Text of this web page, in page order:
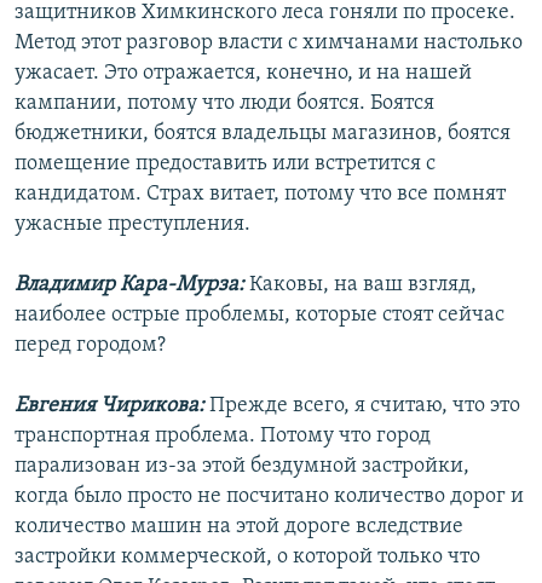
защитников Химкинского леса гоняли по просеке.
Метод этот разговор власти с химчанами настолько
ужасает. Это отражается, конечно, и на нашей
кампании, потому что люди боятся. Боятся
бюджетники, боятся владельцы магазинов, боятся
помещение предоставить или встретится с
кандидатом. Страх витает, потому что все помнят
ужасные преступления.
Владимир Кара-Мурза:Каковы, на ваш взгляд,
наиболее острые проблемы, которые стоят сейчас
перед городом?
Евгения Чирикова:Прежде всего, я считаю, что это
транспортная проблема. Потому что город
парализован из-за этой бездумной застройки,
когда было просто не посчитано количество дорог и
количество машин на этой дороге вследствие
застройки коммерческой, о которой только что